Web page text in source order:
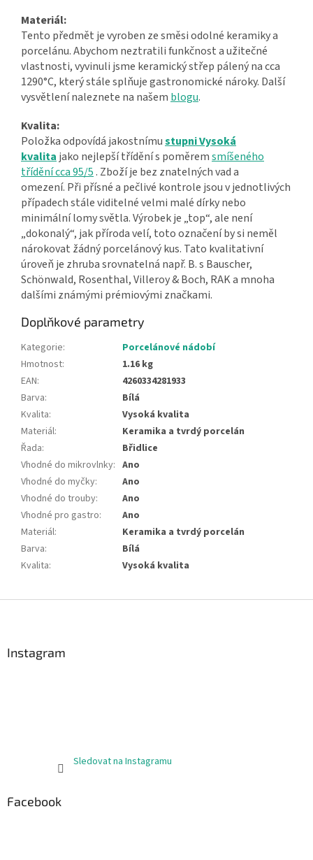
Materiál:
Tento předmět je vyroben ze směsi odolné keramiky a
porcelánu. Abychom neztratili funkčnost a užitečné
vlastnosti, vyvinuli jsme keramický střep pálený na cca
1290°C, který stále splňuje gastronomické nároky. Další
vysvětlení naleznete na našem blogu.
Kvalita:
Položka odpovídá jakostnímustupni Vysoká
kvalita jako nejlepší třídění s poměremsmíšeného
třídění cca 95/5 . Zboží je bez znatelných vad a
omezení. Při přísné a pečlivé kontrole jsou v jednotlivých
případech stále viditelné velmi malé dírky nebo
minimální lomy světla. Výrobek je „top“, ale není
„dokonalý“, jak příroda velí, toto označení by si neměl
nárokovat žádný porcelánový kus. Tato kvalitativní
úroveň je zhruba srovnatelná např. B. s Bauscher,
Schönwald, Rosenthal, Villeroy & Boch, RAK a mnoha
dalšími známými prémiovými značkami.
Doplňkové parametry
Kategorie:
Porcelánové nádobí
Hmotnost:
1.16 kg
EAN:
4260334281933
Barva:
Bílá
Kvalita:
Vysoká kvalita
Materiál:
Keramika a tvrdý porcelán
Řada:
Břidlice
Vhodné do mikrovlnky: Ano
Vhodné do myčky:
Ano
Vhodné do trouby:
Ano
Vhodné pro gastro:
Ano
Materiál:
Keramika a tvrdý porcelán
Barva:
Bílá
Kvalita: Vysoká kvalita
Instagram
Sledovat na Instagramu
Facebook